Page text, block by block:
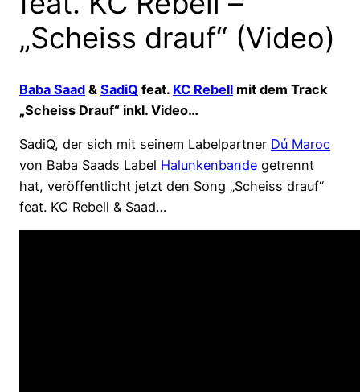
„Scheiss drauf“ (Video)
Baba Saad & SadiQ feat. KC Rebell mit dem Track
„Scheiss Drauf“ inkl. Video…
SadiQ, der sich mit seinem Labelpartner Dú Maroc
von Baba Saads Label Halunkenbande getrennt
hat, veröffentlicht jetzt den Song „Scheiss drauf“
feat. KC Rebell & Saad…